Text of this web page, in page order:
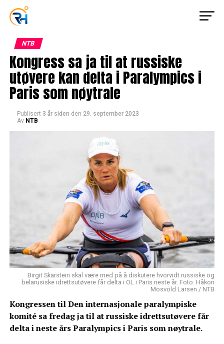
NTB
Kongress sa ja til at russiske
utøvere kan delta i Paralympics i
Paris som nøytrale
Publisert 3 år siden den 29. september 2023
Av NTB
Birgit Skarstein skal være med på å diskutere hvorvidt russiske og
belarusiske idrettsutøvere får delta i OL i Paris neste år. Foto: Håkon
Mosvold Larsen / NTB
Kongressen til Den internasjonale paralympiske
komité sa fredag ja til at russiske idrettsutøvere får
delta i neste års Paralympics i Paris som nøytrale.